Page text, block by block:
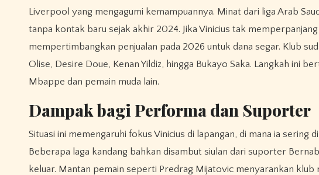
Liverpool yang mengagumi kemampuannya. Minat dari liga Arab
tanpa kontak baru sejak akhir 2024. Jika Vinicius tak
mempertimbangkan penjualan pada 2026 untuk dana segar. Klub
Olise, Desire Doue, Kenan Yildiz, hingga Bukayo Saka. Langkah ini
Mbappe dan pemain muda lain.
Dampak bagi Performa dan Suporter
Situasi ini memengaruhi fokus Vinicius di lapangan, di mana ia
Beberapa laga kandang bahkan disambut siulan dari suporter
keluar. Mantan pemain seperti Predrag Mijatovic menyarankan